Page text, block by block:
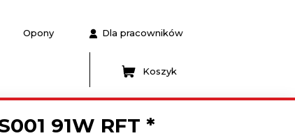
Opony Dla pracowników
Koszyk
91W RFT *